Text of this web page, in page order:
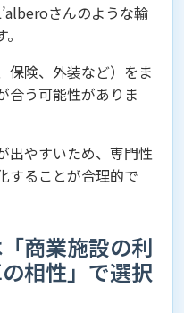
さんのような輸
保険、外装など）をま
合う可能性がありま
出やすいため、専門性
することが合理的で
商業施設の利
相性」で選択